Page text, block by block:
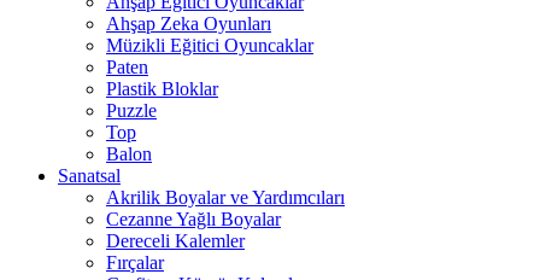
Ahşap Zeka Oyunları
Müzikli Eğitici Oyuncaklar
Paten
Plastik Bloklar
Puzzle
Top
Balon
Sanatsal
Akrilik Boyalar ve Yardımcıları
Cezanne Yağlı Boyalar
Dereceli Kalemler
Fırçalar